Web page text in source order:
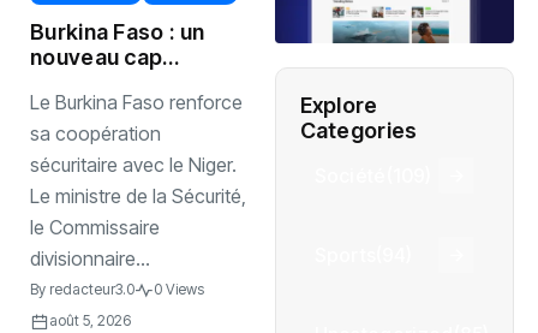
Burkina Faso : un
nouveau cap
Niger
Le Burkina Faso renforce
sa coopération
sécuritaire avec le Niger.
Le ministre de la Sécurité,
le Commissaire
divisionnaire...
By redacteur3.0
0 Views
août 5, 2026
Explore
Categories